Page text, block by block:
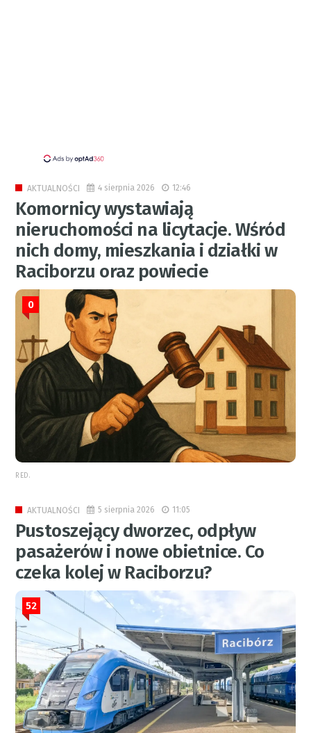
AKTUALNOŚCI 4 sierpnia 2026 12:46
Komornicy wystawiają
nieruchomości na licytacje. Wśród
nich domy, mieszkania i działki w
Raciborzu oraz powiecie
0
RED.
AKTUALNOŚCI 5 sierpnia 2026 11:05
Pustoszejący dworzec, odpływ
pasażerów i nowe obietnice. Co
czeka kolej w Raciborzu?
52